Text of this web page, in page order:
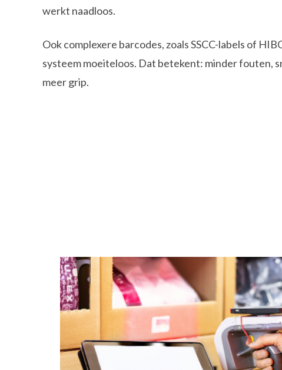
werkt naadloos.
Ook complexere barcodes, zoals SSCC-labels of
systeem moeiteloos. Dat betekent: minder fouten,
meer grip.